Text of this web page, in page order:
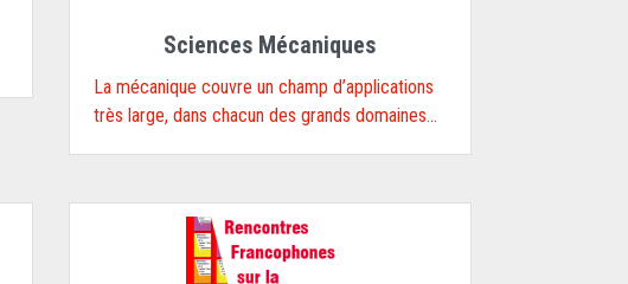
Sciences Mécaniques
La mécanique couvre un champ d’applications
très large, dans chacun des grands domaines...